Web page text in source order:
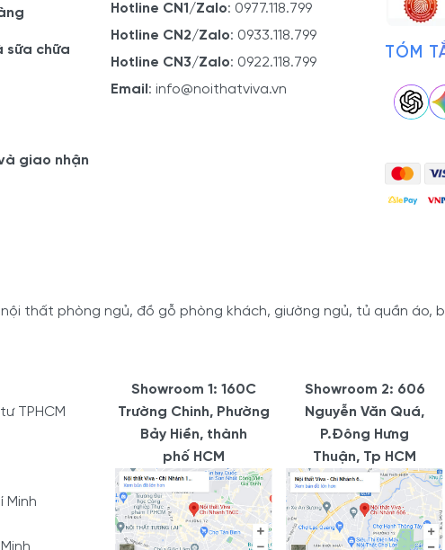
thất phòng ngủ, đồ gỗ phòng khách, giường ngủ, tủ quần áo,
sữa chữa
giao nhận
Hotline CN1/Zalo: 0977.118.799
Hotline CN2/Zalo: 0933.118.799
Hotline CN3/Zalo: 0922.118.799
Email : info@noithatviva.vn
TÓM
TPHCM
Minh
Showroom 1: 160C
Trường Chinh, Phường
Bảy Hiền, thành
phố HCM
Showroom 2: 606
Nguyễn Văn Quá,
P.Đông Hưng
Thuận, Tp HCM